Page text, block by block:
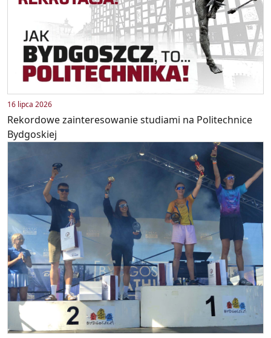
16 lipca 2026
Rekordowe zainteresowanie studiami na Politechnice
Bydgoskiej